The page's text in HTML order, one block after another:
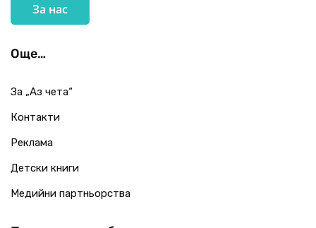
За нас
Още…
За „Аз чета“
Контакти
Реклама
Детски книги
Медийни партньорства